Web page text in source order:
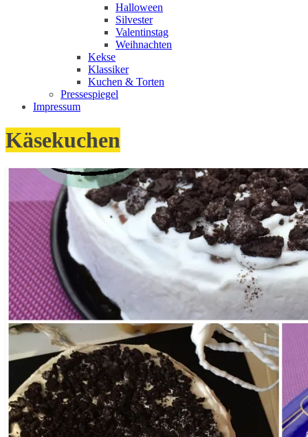
Halloween
Silvester
Valentinstag
Weihnachten
Kekse
Klassiker
Kuchen & Torten
Pressespiegel
Impressum
Käsekuchen